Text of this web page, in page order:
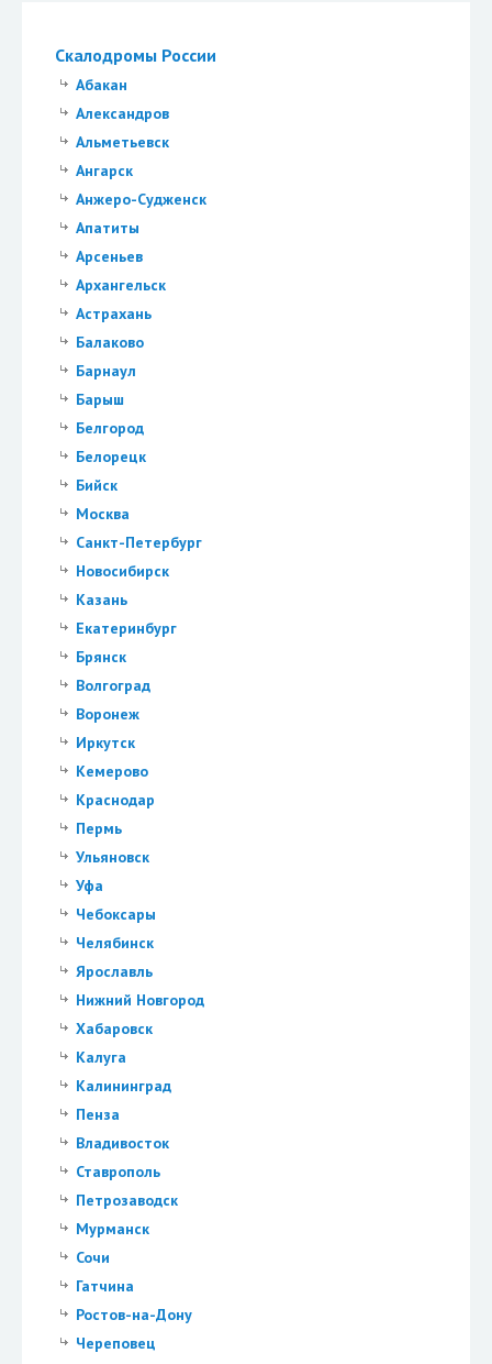
Скалодромы России
Абакан
Александров
Альметьевск
Ангарск
Анжеро-Судженск
Апатиты
Арсеньев
Архангельск
Астрахань
Балаково
Барнаул
Барыш
Белгород
Белорецк
Бийск
Москва
Санкт-Петербург
Новосибирск
Казань
Екатеринбург
Брянск
Волгоград
Воронеж
Иркутск
Кемерово
Краснодар
Пермь
Ульяновск
Уфа
Чебоксары
Челябинск
Ярославль
Нижний Новгород
Хабаровск
Калуга
Калининград
Пенза
Владивосток
Ставрополь
Петрозаводск
Мурманск
Сочи
Гатчина
Ростов-на-Дону
Череповец